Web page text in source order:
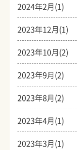
2024年2月(1)
2023年12月(1)
2023年10月(2)
2023年9月(2)
2023年8月(2)
2023年4月(1)
2023年3月(1)